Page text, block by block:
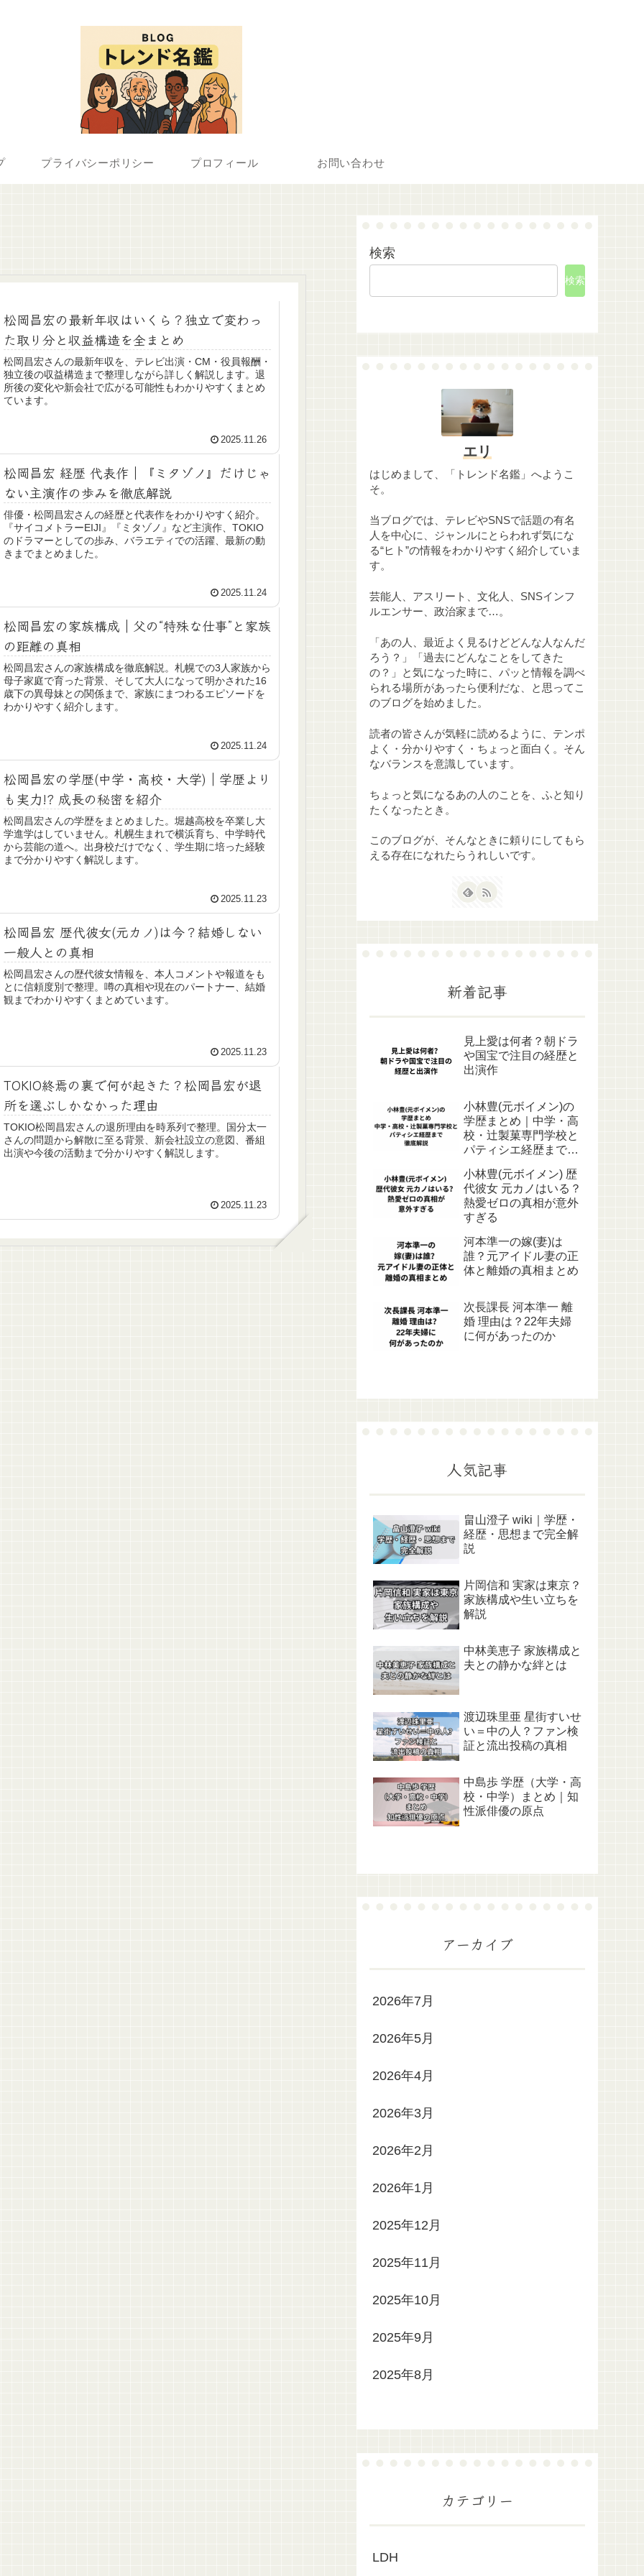
プライバシーポリシー プロフィール お問い合わせ
松岡昌宏の最新年収はいくら？独立で変わっ
た取り分と収益構造を全まとめ
松岡昌宏さんの最新年収を、テレビ出演・CM・役員報酬・
独立後の収益構造まで整理しながら詳しく解説します。退
所後の変化や新会社で広がる可能性もわかりやすくまとめ
ています。
2025.11.26
松岡昌宏 経歴 代表作｜『ミタゾノ』だけじゃ
ない主演作の歩みを徹底解説
俳優・松岡昌宏さんの経歴と代表作をわかりやすく紹介。
『サイコメトラーEIJI』『ミタゾノ』など主演作、TOKIO
のドラマーとしての歩み、バラエティでの活躍、最新の動
きまでまとめました。
2025.11.24
松岡昌宏の家族構成｜父の“特殊な仕事”と家族
の距離の真相
松岡昌宏さんの家族構成を徹底解説。札幌での3人家族から
母子家庭で育った背景、そして大人になって明かされた16
歳下の異母妹との関係まで、家族にまつわるエピソードを
わかりやすく紹介します。
2025.11.24
松岡昌宏の学歴(中学・高校・大学)｜学歴より
も実力!? 成長の秘密を紹介
松岡昌宏さんの学歴をまとめました。堀越高校を卒業し大
学進学はしていません。札幌生まれで横浜育ち、中学時代
から芸能の道へ。出身校だけでなく、学生期に培った経験
まで分かりやすく解説します。
2025.11.23
松岡昌宏 歴代彼女(元カノ)は今？結婚しない
一般人との真相
松岡昌宏さんの歴代彼女情報を、本人コメントや報道をも
とに信頼度別で整理。噂の真相や現在のパートナー、結婚
観までわかりやすくまとめています。
2025.11.23
TOKIO終焉の裏で何が起きた？松岡昌宏が退
所を選ぶしかなかった理由
TOKIO松岡昌宏さんの退所理由を時系列で整理。国分太一
さんの問題から解散に至る背景、新会社設立の意図、番組
出演や今後の活動まで分かりやすく解説します。
2025.11.23
検索
検索
エリ
はじめまして、「トレンド名鑑」へようこ
そ。
当ブログでは、テレビやSNSで話題の有名
人を中心に、ジャンルにとらわれず気にな
る“ヒト”の情報をわかりやすく紹介していま
す。
芸能人、アスリート、文化人、SNSインフ
ルエンサー、政治家まで…。
「あの人、最近よく見るけどどんな人なんだ
ろう？」「過去にどんなことをしてきた
の？」と気になった時に、パッと情報を調べ
られる場所があったら便利だな、と思ってこ
のブログを始めました。
読者の皆さんが気軽に読めるように、テンポ
よく・分かりやすく・ちょっと面白く。そん
なバランスを意識しています。
ちょっと気になるあの人のことを、ふと知り
たくなったとき。
このブログが、そんなときに頼りにしてもら
える存在になれたらうれしいです。
新着記事
見上愛は何者？朝ドラ
や国宝で注目の経歴と
出演作
小林豊(元ボイメン)の
学歴まとめ｜中学・高
校・辻製菓専門学校と
パティシエ経歴まで徹
小林豊(元ボイメン) 歴
代彼女 元カノはいる？
熱愛ゼロの真相が意外
すぎる
河本準一の嫁(妻)は
誰？元アイドル妻の正
体と離婚の真相まとめ
次長課長 河本準一 離
婚 理由は？22年夫婦
に何があったのか
人気記事
畠山澄子 wiki｜学歴・
経歴・思想まで完全解
説
片岡信和 実家は東京？
家族構成や生い立ちを
解説
中林美恵子 家族構成と
夫との静かな絆とは
渡辺珠里亜 星街すいせ
い＝中の人？ファン検
証と流出投稿の真相
中島歩 学歴（大学・高
校・中学）まとめ｜知
性派俳優の原点
アーカイブ
2026年7月
2026年5月
2026年4月
2026年3月
2026年2月
2026年1月
2025年12月
2025年11月
2025年10月
2025年9月
2025年8月
カテゴリー
LDH